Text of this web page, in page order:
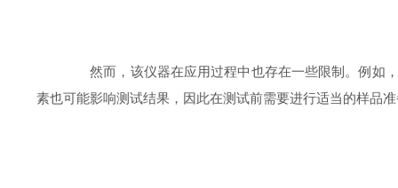
然而，该仪器在应用过程中也存在一些限制。例如，
素也可能影响测试结果，因此在测试前需要进行适当的样品